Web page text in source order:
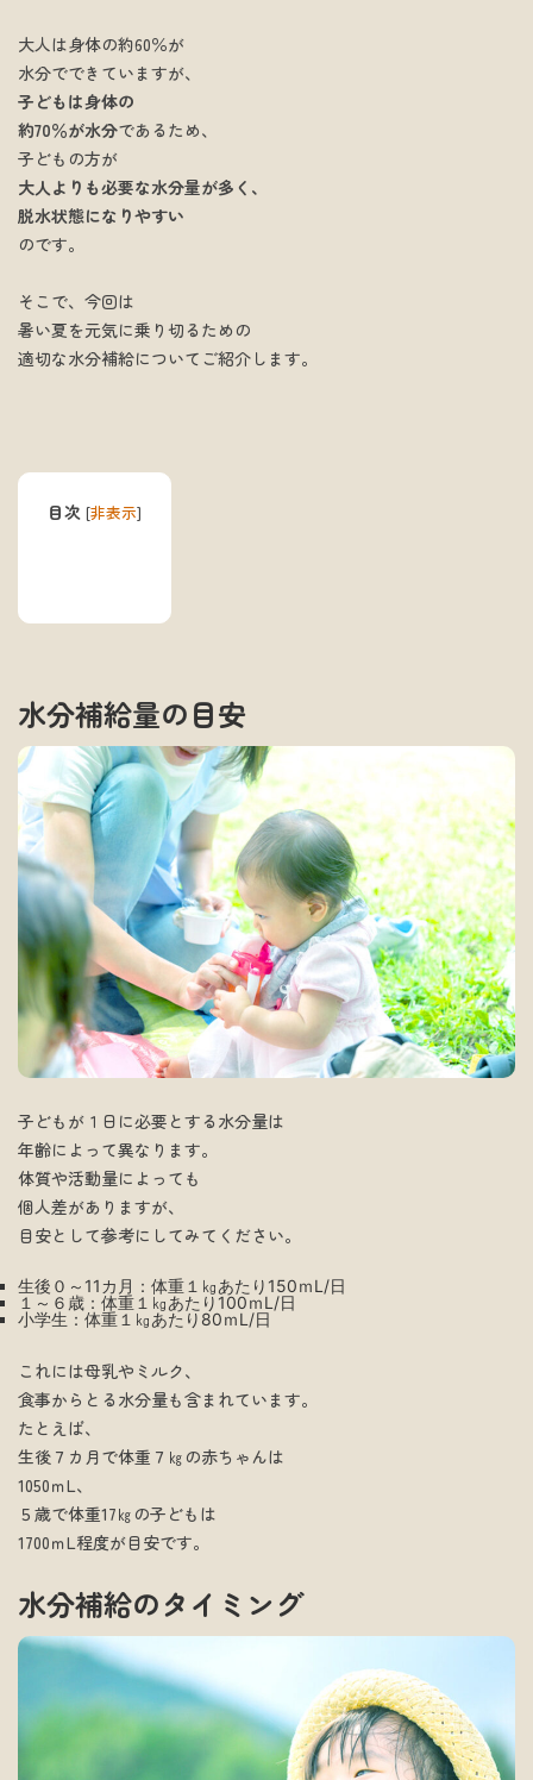
大人は身体の約60％が
水分でできていますが、
子どもは身体の
約70％が水分であるため、
子どもの方が
大人よりも必要な水分量が多く、
脱水状態になりやすい
のです。
そこで、今回は
暑い夏を元気に乗り切るための
適切な水分補給についてご紹介します。
目次 [非表示]
水分補給量の目安
子どもが１日に必要とする水分量は
年齢によって異なります。
体質や活動量によっても
個人差がありますが、
目安として参考にしてみてください。
生後０～11カ月：体重１㎏あたり150ｍL/日
１～６歳：体重１㎏あたり100ｍL/日
小学生：体重１㎏あたり80ｍL/日
これには母乳やミルク、
食事からとる水分量も含まれています。
たとえば、
生後７カ月で体重７㎏の赤ちゃんは
1050ｍL、
５歳で体重17㎏の子どもは
1700ｍL程度が目安です。
水分補給のタイミング